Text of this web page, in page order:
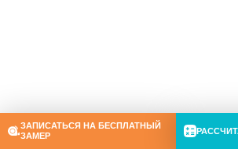
и вручим подарок от нашей компании!
ЗАПИСАТЬСЯ НА БЕСПЛАТНЫЙ
ЗАМЕР